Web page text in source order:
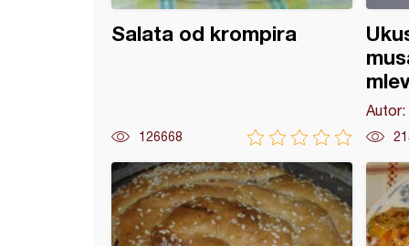
Salata od krompira
126668
Autor: